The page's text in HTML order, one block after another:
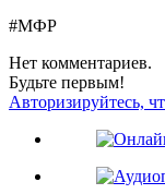
#МФР
Нет комментариев.
Будьте первым!
Авторизируйтесь,